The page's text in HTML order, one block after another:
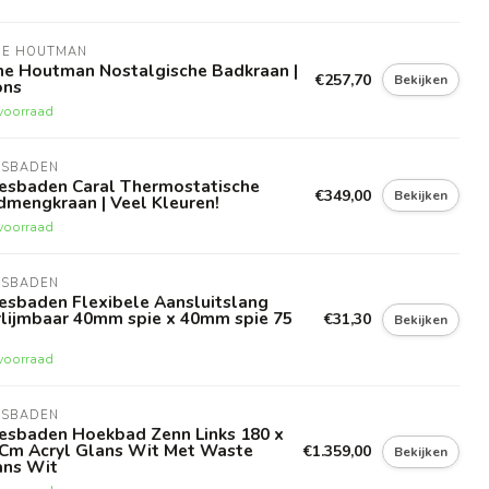
HOUTMAN
Houtman Nostalgische Badkraan | €257,70 Bekijken
Caral Thermostatische
| Veel Kleuren! €349,00 Bekijken
Flexibele Aansluitslang
40mm spie x 40mm spie 75 €31,30 Bekijken
Hoekbad Zenn Links 180 x
Acryl Glans Wit Met Waste
Wit
€1.359,00 Bekijken